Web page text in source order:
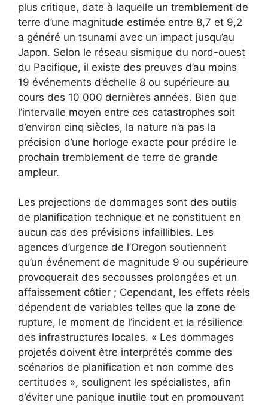
plus critique, date à laquelle un tremblement de
terre d’une magnitude estimée entre 8,7 et 9,2
a généré un tsunami avec un impact jusqu’au
Japon. Selon le réseau sismique du nord-ouest
du Pacifique, il existe des preuves d’au moins
19 événements d’échelle 8 ou supérieure au
cours des 10 000 dernières années. Bien que
l’intervalle moyen entre ces catastrophes soit
d’environ cinq siècles, la nature n’a pas la
précision d’une horloge exacte pour prédire le
prochain tremblement de terre de grande
ampleur.
Les projections de dommages sont des outils
de planification technique et ne constituent en
aucun cas des prévisions infaillibles. Les
agences d’urgence de l’Oregon soutiennent
qu’un événement de magnitude 9 ou supérieure
provoquerait des secousses prolongées et un
affaissement côtier ; Cependant, les effets réels
dépendent de variables telles que la zone de
rupture, le moment de l’incident et la résilience
des infrastructures locales. « Les dommages
projetés doivent être interprétés comme des
scénarios de planification et non comme des
certitudes », soulignent les spécialistes, afin
d’éviter une panique inutile tout en promouvant